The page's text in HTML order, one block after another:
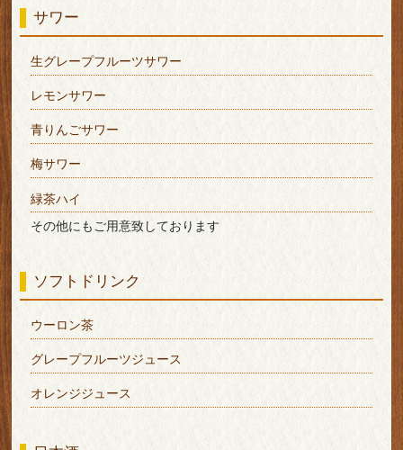
サワー
生グレープフルーツサワー
レモンサワー
青りんごサワー
梅サワー
緑茶ハイ
その他にもご用意致しております
ソフトドリンク
ウーロン茶
グレープフルーツジュース
オレンジジュース